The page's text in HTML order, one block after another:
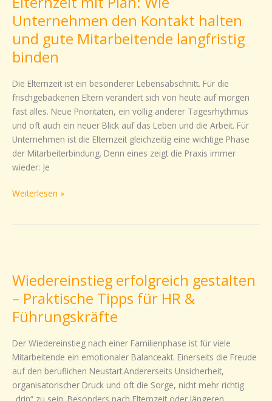
Unternehmen den Kontakt halten
und gute Mitarbeitende langfristig
binden
Die Elternzeit ist ein besonderer Lebensabschnitt. Für die
frischgebackenen Eltern verändert sich von heute auf morgen
fast alles. Neue Prioritäten, ein völlig anderer Tagesrhythmus
und oft auch ein neuer Blick auf das Leben und die Arbeit. Für
Unternehmen ist die Elternzeit gleichzeitig eine wichtige Phase
der Mitarbeiterbindung. Denn eines zeigt die Praxis immer
wieder: Je
Wie
Unternehmen
den
Kontakt
und
gute
Mitarbeitende
langfristig
binden
Weiterlesen »
Wiedereinstieg erfolgreich gestalten
– Praktische Tipps für HR &
Führungskräfte
Der Wiedereinstieg nach einer Familienphase ist für viele
Mitarbeitende ein emotionaler Balanceakt. Einerseits die Freude
auf den beruflichen Neustart.Andererseits Unsicherheit,
organisatorischer Druck und oft die Sorge, nicht mehr richtig
gestalten
Praktische
Tipps
HR
&
Führungskräfte